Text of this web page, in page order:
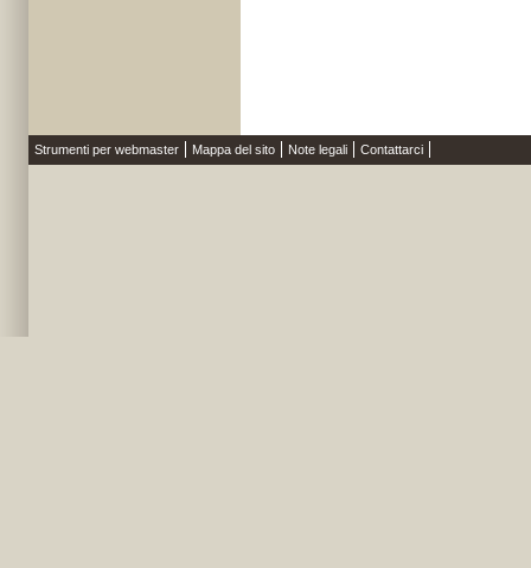
Strumenti per webmaster Mappa del sito Note legali Contattarci